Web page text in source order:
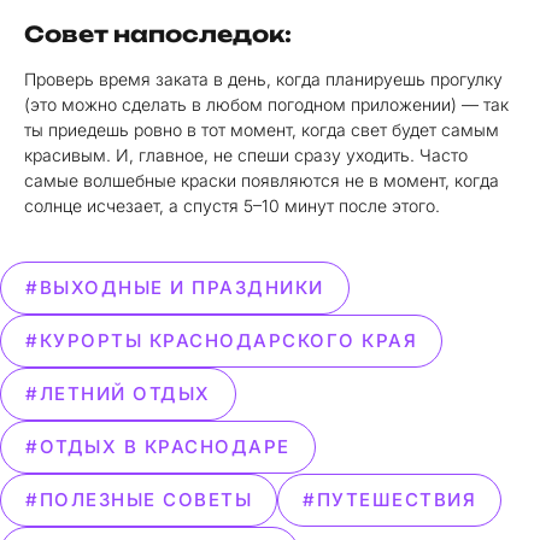
Совет напоследок:
Проверь время заката в день, когда планируешь прогулку
(это можно сделать в любом погодном приложении) — так
ты приедешь ровно в тот момент, когда свет будет самым
красивым. И, главное, не спеши сразу уходить. Часто
самые волшебные краски появляются не в момент, когда
солнце исчезает, а спустя 5–10 минут после этого.
#ВЫХОДНЫЕ И ПРАЗДНИКИ
#КУРОРТЫ КРАСНОДАРСКОГО КРАЯ
#ЛЕТНИЙ ОТДЫХ
#ОТДЫХ В КРАСНОДАРЕ
#ПОЛЕЗНЫЕ СОВЕТЫ #ПУТЕШЕСТВИЯ